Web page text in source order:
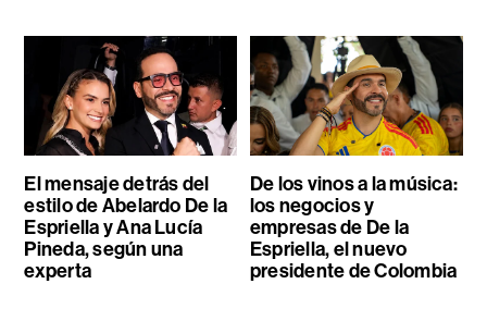
El mensaje detrás del
estilo de Abelardo De la
Espriella y Ana Lucía
Pineda, según una
experta
De los vinos a la música:
los negocios y
empresas de De la
Espriella, el nuevo
presidente de Colombia